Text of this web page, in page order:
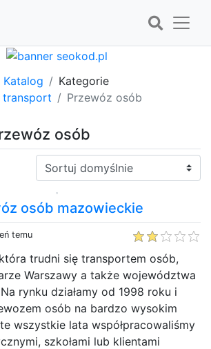
Katalog
Kategorie
Przewóz osób
osób
Sortuj:
osób mazowieckie
temu
trudni się transportem osób,
Warszawy a także województwa
rynku działamy od 1998 roku i
osób na bardzo wysokim
wszystkie lata współpracowaliśmy
szkołami lub klientami